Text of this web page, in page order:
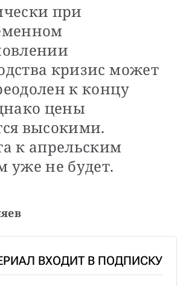
при
кризис может
к концу
цены
высокими.
к апрельским
уже не будет.
ВХОДИТ В ПОДПИСКУ